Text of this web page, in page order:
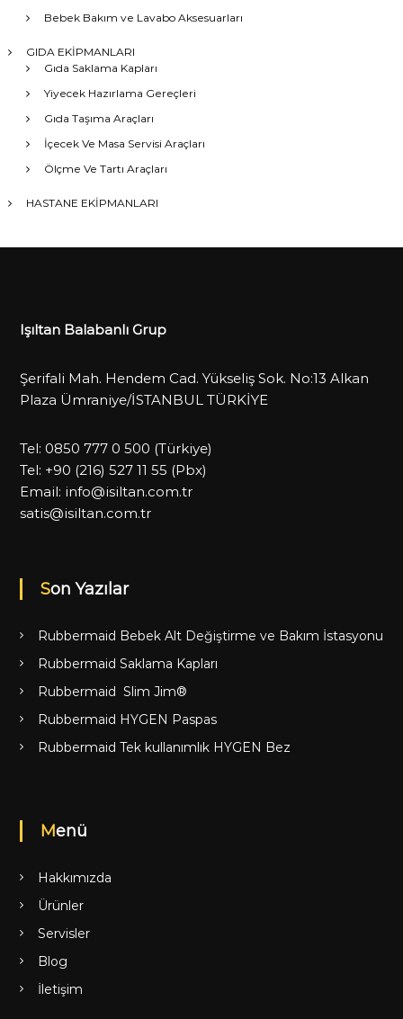
Bebek Bakım ve Lavabo Aksesuarları
GIDA EKİPMANLARI
Gıda Saklama Kapları
Yiyecek Hazırlama Gereçleri
Gıda Taşıma Araçları
İçecek Ve Masa Servisi Araçları
Ölçme Ve Tartı Araçları
HASTANE EKİPMANLARI
Işıltan Balabanlı Grup
Şerifali Mah. Hendem Cad. Yükseliş Sok. No:13 Alkan
Plaza Ümraniye/İSTANBUL TÜRKİYE
Tel: 0850 777 0 500 (Türkiye)
Tel: +90 (216) 527 11 55 (Pbx)
Email: info@isiltan.com.tr
satis@isiltan.com.tr
Son Yazılar
Rubbermaid Bebek Alt Değiştirme ve Bakım İstasyonu
Rubbermaid Saklama Kapları
Rubbermaid Slim Jim®
Rubbermaid HYGEN Paspas
Rubbermaid Tek kullanımlık HYGEN Bez
Menü
Hakkımızda
Ürünler
Servisler
Blog
İletişim